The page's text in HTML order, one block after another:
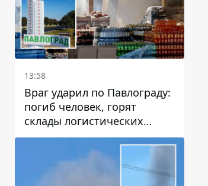
13:58
Враг ударил по Павлограду:
погиб человек, горят
склады логистических
компаний и магазина